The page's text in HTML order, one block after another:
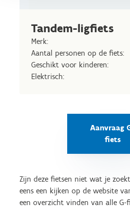
Tandem-ligfiets
Merk:
Aantal personen op de
Geschikt voor
Elektrisch:
Aanvraag
fiets
Zijn deze fietsen niet wat je
eens een kijken op de website
een overzicht vinden van alle